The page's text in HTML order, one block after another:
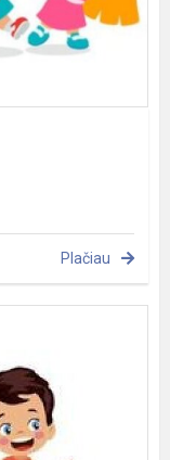
Plačiau